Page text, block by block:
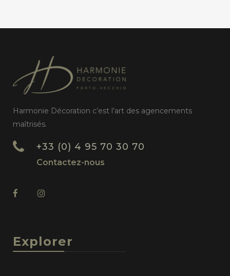
Harmonie Décoration c’est l’art des agencements
maîtrisés.
+33 (0) 4 95 70 30 70
Contactez-nous
Explorer